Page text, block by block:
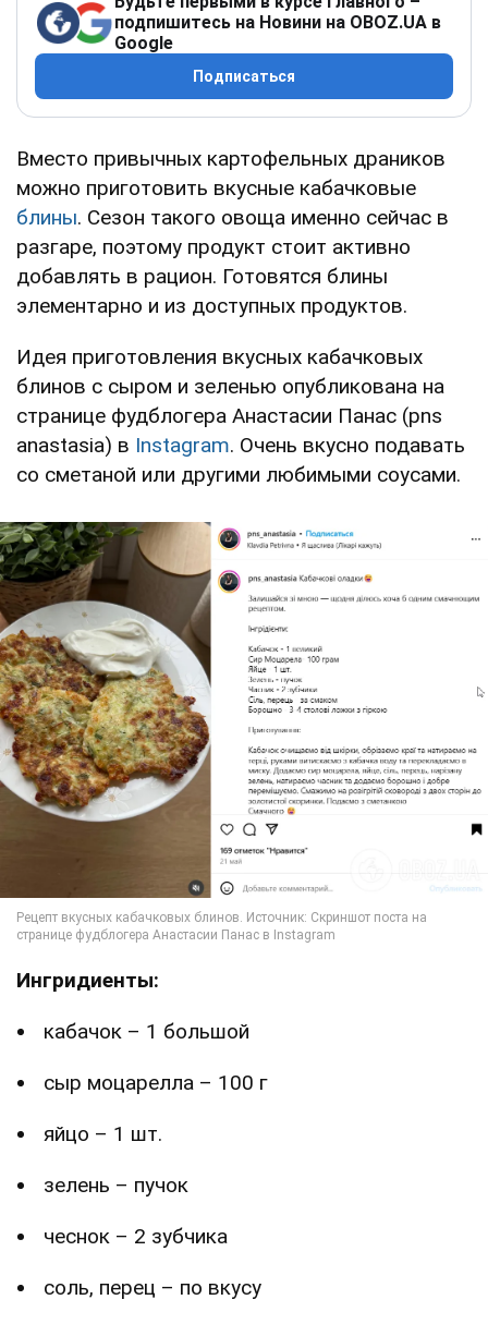
подпишитесь на Новини на OBOZ.UA в
Google
Подписаться
Вместо привычных картофельных драников
можно приготовить вкусные кабачковые
блины. Сезон такого овоща именно сейчас в
разгаре, поэтому продукт стоит активно
добавлять в рацион. Готовятся блины
элементарно и из доступных продуктов.
Идея приготовления вкусных кабачковых
блинов с сыром и зеленью опубликована на
странице фудблогера Анастасии Панас (pns
anastasia) в Instagram. Очень вкусно подавать
со сметаной или другими любимыми соусами.
Ингридиенты:
кабачок – 1 большой
сыр моцарелла – 100 г
яйцо – 1 шт.
зелень – пучок
чеснок – 2 зубчика
соль, перец – по вкусу